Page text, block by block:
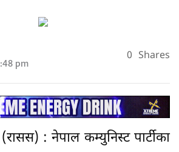
pm 0 Shares
: नेपाल कम्युनिस्ट पार्टीका